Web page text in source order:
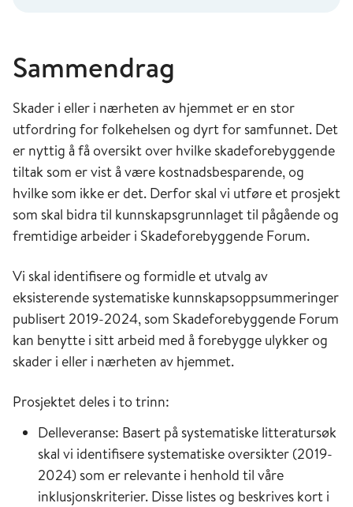
Sammendrag
Skader i eller i nærheten av hjemmet er en stor
utfordring for folkehelsen og dyrt for samfunnet. Det
er nyttig å få oversikt over hvilke skadeforebyggende
tiltak som er vist å være kostnadsbesparende, og
hvilke som ikke er det. Derfor skal vi utføre et prosjekt
som skal bidra til kunnskapsgrunnlaget til pågående og
fremtidige arbeider i Skadeforebyggende Forum.
Vi skal identifisere og formidle et utvalg av
eksisterende systematiske kunnskapsoppsummeringer
publisert 2019-2024, som Skadeforebyggende Forum
kan benytte i sitt arbeid med å forebygge ulykker og
skader i eller i nærheten av hjemmet.
Prosjektet deles i to trinn:
Delleveranse: Basert på systematiske litteratursøk
skal vi identifisere systematiske oversikter (2019-
2024) som er relevante i henhold til våre
inklusjonskriterier. Disse listes og beskrives kort i